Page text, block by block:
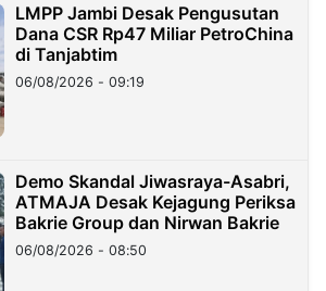
LMPP Jambi Desak Pengusutan
Dana CSR Rp47 Miliar PetroChina
di Tanjabtim
06/08/2026 - 09:19
Demo Skandal Jiwasraya-Asabri,
ATMAJA Desak Kejagung Periksa
Bakrie Group dan Nirwan Bakrie
06/08/2026 - 08:50